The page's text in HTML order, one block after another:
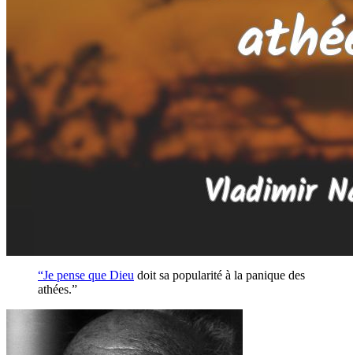
“Je pense que Dieu doit sa popularité à la panique des
athées.”